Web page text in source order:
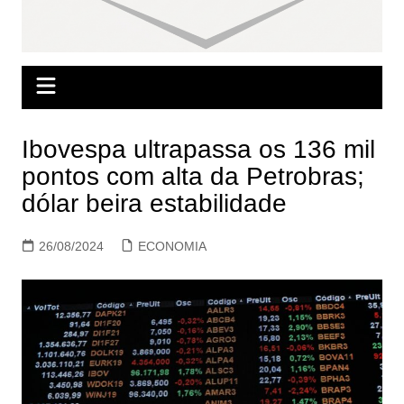
Ibovespa ultrapassa os 136 mil
pontos com alta da Petrobras;
dólar beira estabilidade
26/08/2024 ECONOMIA